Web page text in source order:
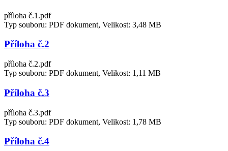
příloha č.1.pdf
Typ souboru: PDF dokument, Velikost: 3,48 MB
Příloha č.2
příloha č.2.pdf
Typ souboru: PDF dokument, Velikost: 1,11 MB
Příloha č.3
příloha č.3.pdf
Typ souboru: PDF dokument, Velikost: 1,78 MB
Příloha č.4